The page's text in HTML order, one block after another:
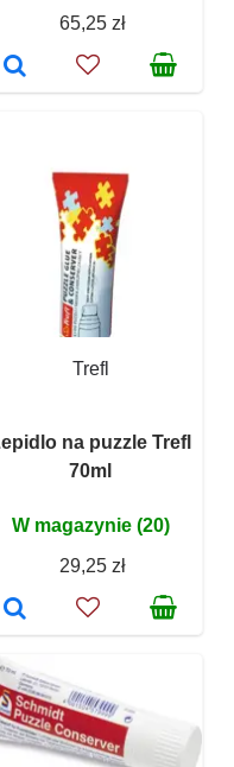
65,25 zł
Trefl
na puzzle Trefl
70ml
W magazynie (20)
29,25 zł